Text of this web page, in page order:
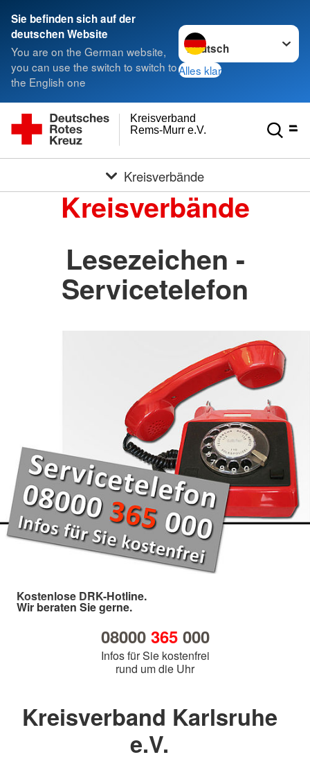
Sie befinden sich auf der
deutschen Website
You are on the German website,
you can use the switch to switch to
the English one
Sprache wechseln zu
Alles klar
Rems-Murr e.V.
Kreisverband
Kreisverbände
Kreisverbände
Lesezeichen -
Servicetelefon
Kostenlose DRK-Hotline.
Wir beraten Sie gerne.
08000 365000
Infos für Sie kostenfrei
rund um die Uhr
Kreisverband Karlsruhe
e.V.